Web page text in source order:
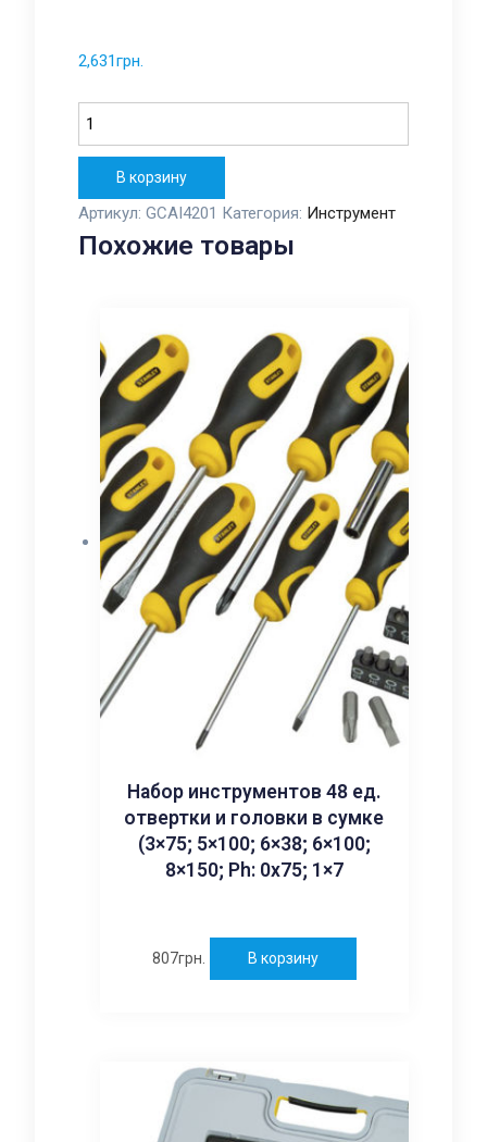
2,631грн.
Количество
В корзину
Артикул: GCAI4201 Категория: Инструмент
Похожие товары
Набор инструментов 48 ед.
отвертки и головки в сумке
(3×75; 5×100; 6×38; 6×100;
8×150; Ph: 0x75; 1×7
807грн. В корзину